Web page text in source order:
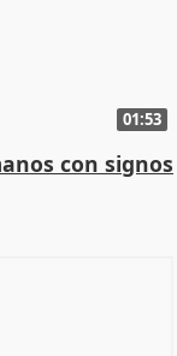
01:53
con signos